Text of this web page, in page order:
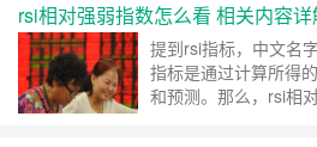
rsi相对强弱指数怎么看 相关内容
提到rsi指标，中文名
指标是通过计算所得
和预测。那么，rsi相